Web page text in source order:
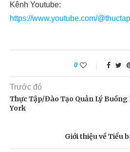
Kênh Youtube:
https://www.youtube.com/
0
Trước đó
Thực Tập/Đào Tạo Quản Lý Buồng
York
Giới thiệu về Tiểu